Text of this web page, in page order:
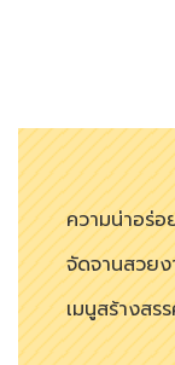
ความน่าอร่อ
จัดจานสวย
เมนูสร้างสร